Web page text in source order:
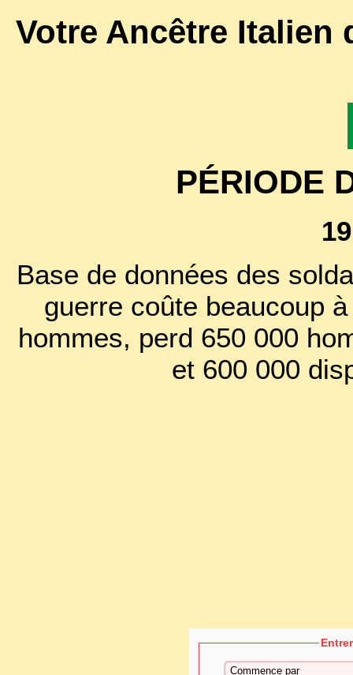
Votre Ancêtre Italien
PÉRIODE
Base de données des
guerre coûte beaucoup
hommes, perd 650 000
et 600 000